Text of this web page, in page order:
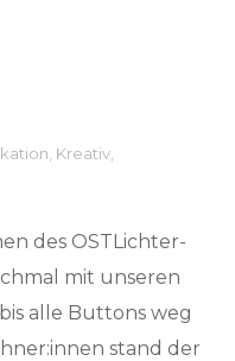
Kreativ
des OSTLichter-
mit unseren
alle Buttons weg
stand der